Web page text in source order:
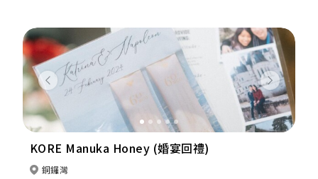
Previous Next
KORE Manuka Honey (婚宴回禮)
銅鑼灣